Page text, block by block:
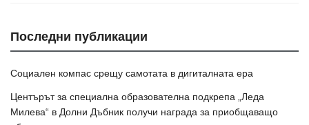
Последни публикации
Социален компас срещу самотата в дигиталната ера
Центърът за специална образователна подкрепа „Леда
Милева“ в Долни Дъбник получи награда за приобщаващо